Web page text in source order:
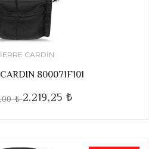
CARDIN
800071F101
₺2.219,25 ₺